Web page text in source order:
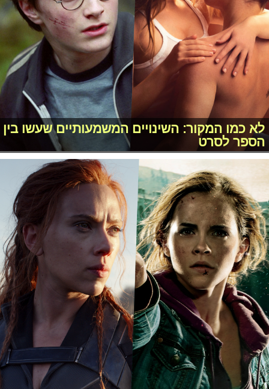
לא כמו המקור: השינויים המשמעותיים שעשו בין
הספר לסרט